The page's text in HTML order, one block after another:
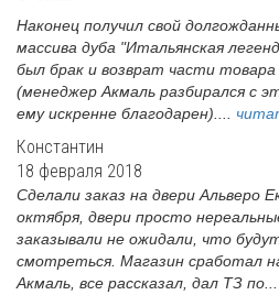
Наконец получил свой
массива дуба "Итальянская
был брак и возврат части
(менеджер Акмаль разбирался с
ему искренне благодарен)....
Константин
18 февраля 2018
Сделали заказ на двери Альверо
октября, двери просто
заказывали не ожидали, что
смотреться. Магазин сработал
Акмаль, все рассказал, дал ТЗ по...